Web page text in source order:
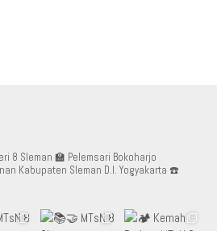
8 Sleman 🏫 Pelemsari Bokoharjo
Kabupaten Sleman D.I. Yogyakarta ☎️